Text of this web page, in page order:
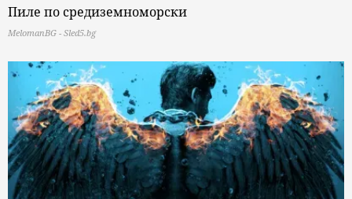
Пиле по средиземноморски
MelomanBG - Sled5.bg